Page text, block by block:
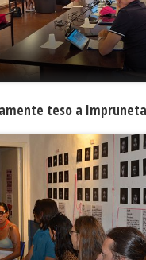
teso a Impruneta